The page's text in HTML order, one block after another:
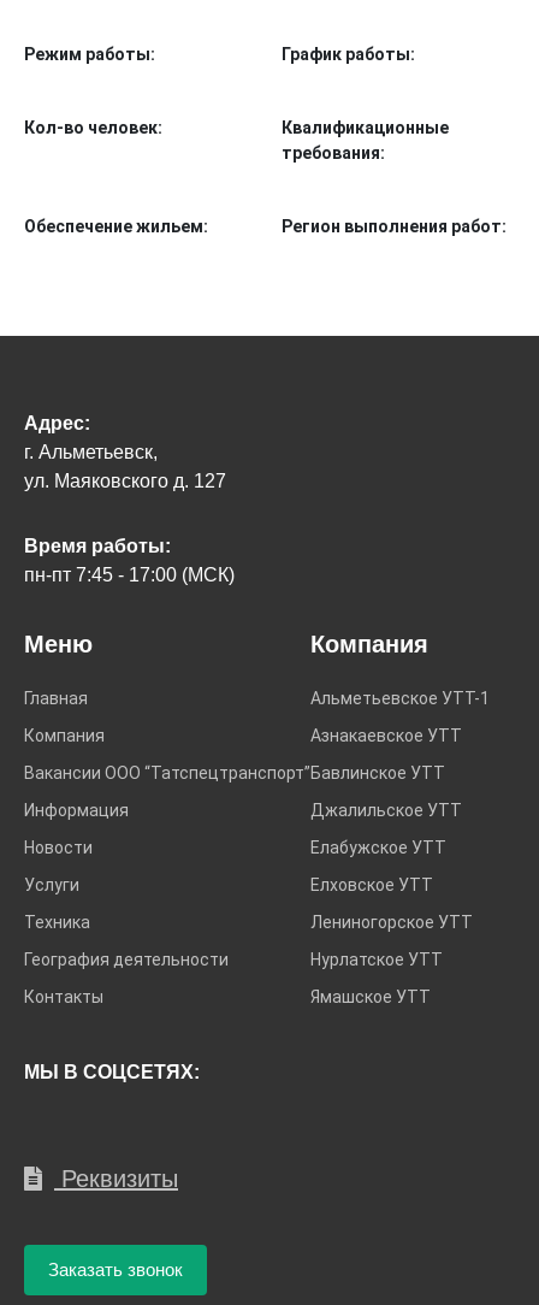
Режим работы: График работы:
Кол-во человек:
Квалификационные
требования:
Обеспечение жильем: Регион выполнения работ:
Адрес:
г. Альметьевск,
ул. Маяковского д. 127
Время работы:
пн-пт 7:45 - 17:00 (МСК)
Меню
Главная
Компания
Вакансии ООО “Татспецтранспорт”
Информация
Новости
Услуги
Техника
География деятельности
Контакты
Компания
Альметьевское УТТ-1
Азнакаевское УТТ
Бавлинское УТТ
Джалильское УТТ
Елабужское УТТ
Елховское УТТ
Лениногорское УТТ
Нурлатское УТТ
Ямашское УТТ
МЫ В СОЦСЕТЯХ:
Реквизиты
Заказать звонок